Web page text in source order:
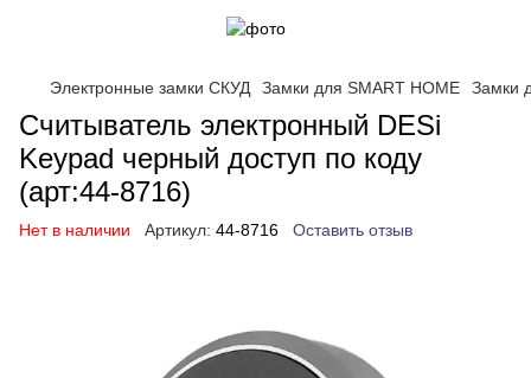
Электронные замки СКУД Замки для SMART HOME Замки
Считыватель электронный DESi
Keypad черный доступ по коду
(арт:44-8716)
Нет в наличии Артикул: 44-8716 Оставить отзыв